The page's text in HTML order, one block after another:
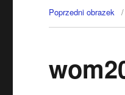
Poprzedni obrazek